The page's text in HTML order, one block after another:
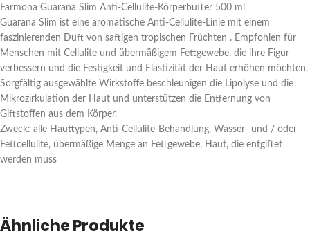
Farmona Guarana Slim Anti-Cellulite-Körperbutter 500 ml
Guarana Slim ist eine aromatische Anti-Cellulite-Linie mit einem
faszinierenden Duft von saftigen tropischen Früchten . Empfohlen für
Menschen mit Cellulite und übermäßigem Fettgewebe, die ihre Figur
verbessern und die Festigkeit und Elastizität der Haut erhöhen möchten.
Sorgfältig ausgewählte Wirkstoffe beschleunigen die Lipolyse und die
Mikrozirkulation der Haut und unterstützen die Entfernung von
Giftstoffen aus dem Körper.
Zweck: alle Hauttypen, Anti-Cellulite-Behandlung, Wasser- und / oder
Fettcellulite, übermäßige Menge an Fettgewebe, Haut, die entgiftet
werden muss
Ähnliche Produkte